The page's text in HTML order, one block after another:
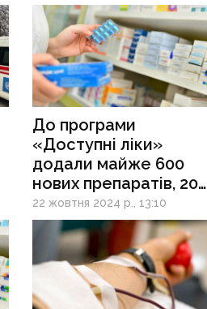
До програми
«Доступні ліки»
додали майже 600
нових препаратів, 208
з яких — безкоштовні
22 жовтня 2024 р., 13:10